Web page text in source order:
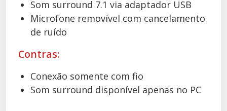
Som surround 7.1 via adaptador USB
Microfone removível com cancelamento
de ruído
Contras:
Conexão somente com fio
Som surround disponível apenas no PC